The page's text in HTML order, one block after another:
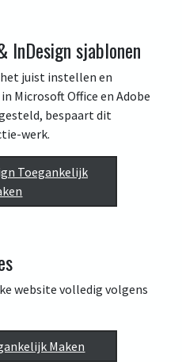
InDesign sjablonen
juist instellen en
Microsoft Office en Adobe
bespaart dit
werk.
Toegankelijk
website volledig volgens
Maken